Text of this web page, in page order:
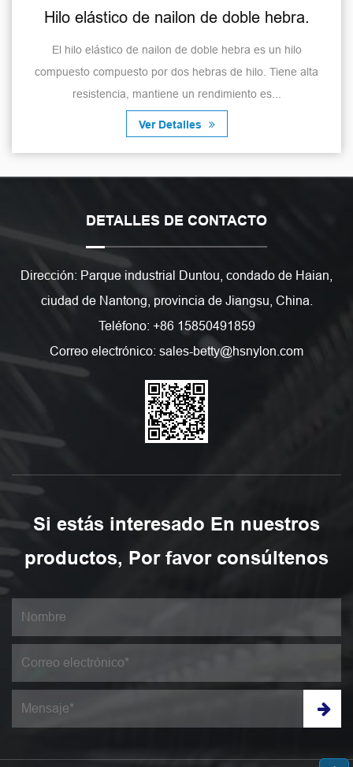
Hilo elástico de nailon de doble hebra.
El hilo elástico de nailon de doble hebra es un hilo
compuesto compuesto por dos hebras de hilo. Tiene alta
resistencia, mantiene un rendimiento es...
Ver Detalles
DETALLES DE CONTACTO
Dirección: Parque industrial Duntou, condado de Haian,
ciudad de Nantong, provincia de Jiangsu, China.
Teléfono: +86 15850491859
Correo electrónico: sales-betty@hsnylon.com
Si estás interesado En nuestros
productos, Por favor consúltenos